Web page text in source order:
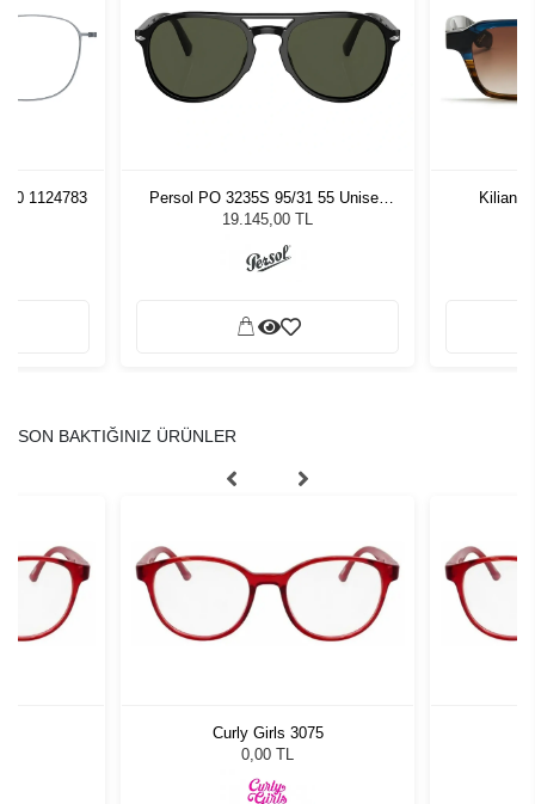
1124783
Persol PO 3235S 95/31 55 Unisex
Güneş Gözlüğü
19.145,00 TL
Kilian
SON BAKTIĞINIZ ÜRÜNLER
Curly Girls 3075
0,00 TL